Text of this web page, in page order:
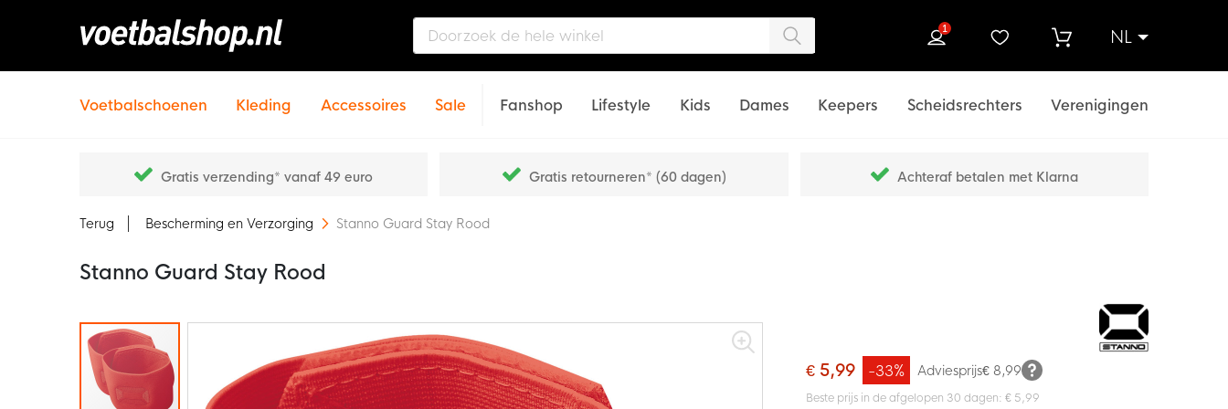
NL
1
Voetbalschoenen Kleding Accessoires Sale Fanshop Lifestyle Kids Dames Keepers Scheidsrechters Verenigingen
Gratis verzending* vanaf 49 euro Gratis retourneren* (60 dagen) Achteraf betalen met Klarna
Terug Bescherming en Verzorging Stanno Guard Stay Rood
Stanno Guard Stay Rood
Ga
naar
het
einde
van
€ 5,99 Adviesprijs€ 8,99
-33%
Beste prijs in de afgelopen 30 dagen: € 5,99